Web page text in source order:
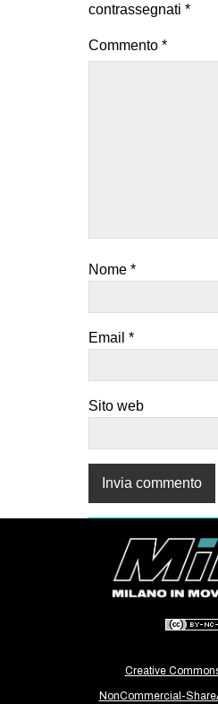
contrassegnati *
Commento *
Nome *
Email *
Sito web
Creative
NonCommercial-